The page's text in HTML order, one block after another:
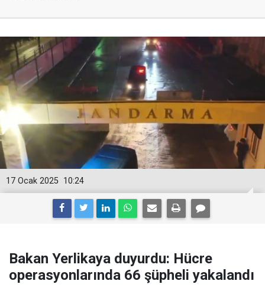
10:24
17 Ocak 2025
Bakan Yerlikaya duyurdu: Hücre
operasyonlarında 66 şüpheli yakalandı